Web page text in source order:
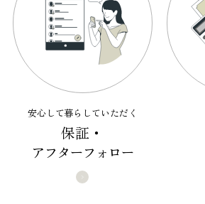
安心して暮らしていただく
保証・
アフターフォロー